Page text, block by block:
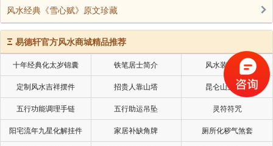
风水经典《雪心赋》原文珍藏
Ξ 易德轩官方风水商城精品推荐
十年经典化太岁锦囊 铁笔居士简介 风水装修设计
定制风水吉祥摆件 招贵人靠山塔 昆仑山五色土
五行功能调理手链 五行助运吊坠 灵符符咒
阳宅流年九星化解挂件 家居补缺角牌 厕所化秽气煞套